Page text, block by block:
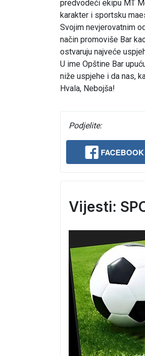
predvodeći ekipu MT
karakter i sportsku
Svojim nevjerovatnim
način promoviše Bar
ostvaruju najveće
U ime Opštine Bar
niže uspjehe i da nas,
Hvala, Nebojša!
Podjelite:
FACEBOOK
Vijesti: